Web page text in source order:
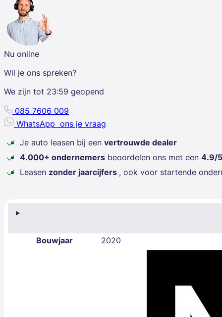
Bouwjaar 2020
Nu online
Wil je ons spreken?
We zijn tot 23:59 geopend
085 7606 009
WhatsApp ons je vraag
Je auto leasen bij een vertrouwde dealer
4.000+ ondernemers beoordelen ons met een 4.9/5
Leasen zonder jaarcijfers , ook voor startende